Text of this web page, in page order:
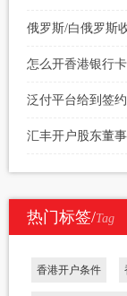
俄罗斯/白俄罗斯
怎么开香港银行
泛付平台给到签
汇丰开户股东董
热门标签/Tag
香港开户条件